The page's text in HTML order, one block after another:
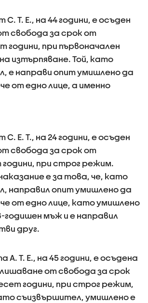
С. Т. Е., на 44 години, е осъден
свобода за срок от
години, при първоначален
изтърпяване. Той, като
е направи опит умишлено да
от едно лице, а именно
С. Е. Т., на 24 години, е осъден
свобода за срок от
при строг режим.
е за това, че, като
направил опит умишлено да
от едно лице, като умишлено
годишен мъж и е направил
друг.
А. Т. Е., на 45 години, е осъдена
от свобода за срок
години, при строг режим,
съизвършител, умишлено е